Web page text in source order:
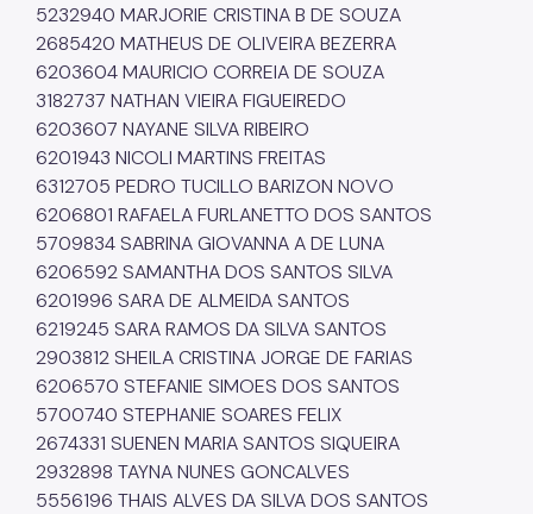
5232940 MARJORIE CRISTINA B DE SOUZA
2685420 MATHEUS DE OLIVEIRA BEZERRA
6203604 MAURICIO CORREIA DE SOUZA
3182737 NATHAN VIEIRA FIGUEIREDO
6203607 NAYANE SILVA RIBEIRO
6201943 NICOLI MARTINS FREITAS
6312705 PEDRO TUCILLO BARIZON NOVO
6206801 RAFAELA FURLANETTO DOS SANTOS
5709834 SABRINA GIOVANNA A DE LUNA
6206592 SAMANTHA DOS SANTOS SILVA
6201996 SARA DE ALMEIDA SANTOS
6219245 SARA RAMOS DA SILVA SANTOS
2903812 SHEILA CRISTINA JORGE DE FARIAS
6206570 STEFANIE SIMOES DOS SANTOS
5700740 STEPHANIE SOARES FELIX
2674331 SUENEN MARIA SANTOS SIQUEIRA
2932898 TAYNA NUNES GONCALVES
5556196 THAIS ALVES DA SILVA DOS SANTOS